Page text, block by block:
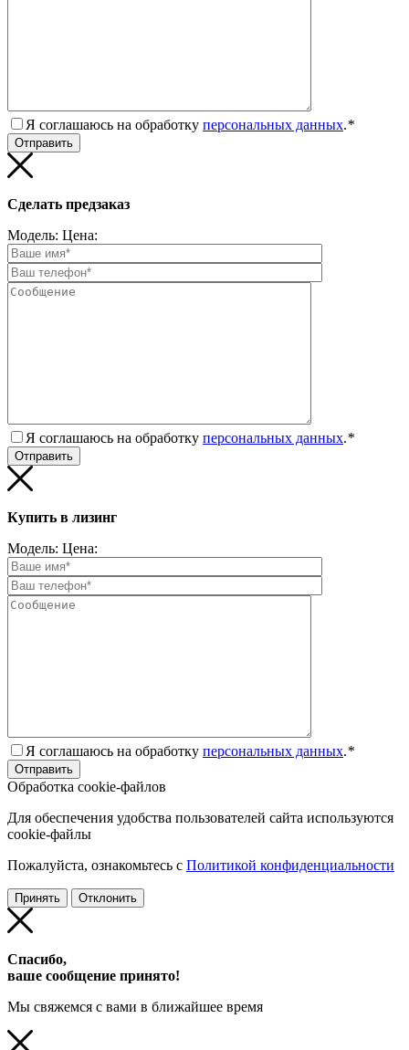
Я соглашаюсь на обработку персональных данных.*
Сделать предзаказ
Модель: Цена:
Я соглашаюсь на обработку персональных данных.*
Купить в лизинг
Модель: Цена:
Я соглашаюсь на обработку персональных данных.*
Обработка cookie-файлов
Для обеспечения удобства пользователей сайта используются
cookie-файлы
Пожалуйста, ознакомьтесь с Политикой конфиденциальности
Принять Отклонить
Спасибо,
ваше сообщение принято!
Мы свяжемся с вами в ближайшее время